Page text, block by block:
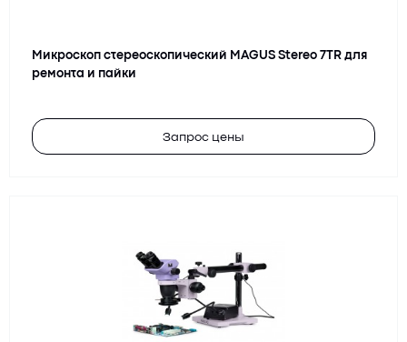
Микроскоп стереоскопический MAGUS Stereo 7TR для
ремонта и пайки
Запрос цены